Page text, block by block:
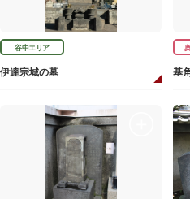
谷中エリア
伊達宗城の墓 基